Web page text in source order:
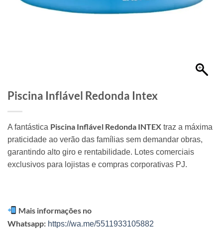
Piscina Inflável Redonda Intex
A fantástica Piscina Inflável Redonda INTEX traz a máxima
praticidade ao verão das famílias sem demandar obras,
garantindo alto giro e rentabilidade. Lotes comerciais
exclusivos para lojistas e compras corporativas PJ.
Mais informações no
Whatsapp: https://wa.me/5511933105882